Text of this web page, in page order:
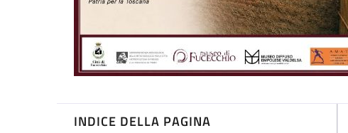
INDICE DELLA PAGINA